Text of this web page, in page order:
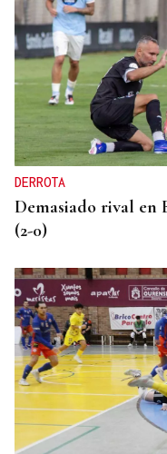
DERROTA
Demasiado rival en
(2-0)